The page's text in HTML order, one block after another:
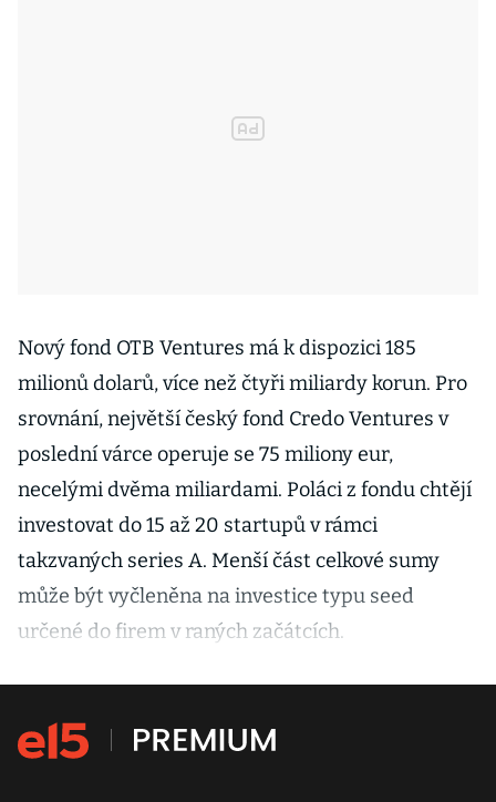
Nový fond OTB Ventures má k dispozici 185
milionů dolarů, více než čtyři miliardy korun. Pro
srovnání, největší český fond Credo Ventures v
poslední várce operuje se 75 miliony eur,
necelými dvěma miliardami. Poláci z fondu chtějí
investovat do 15 až 20 startupů v rámci
takzvaných series A. Menší část celkové sumy
může být vyčleněna na investice typu seed
určené do firem v raných začátcích.